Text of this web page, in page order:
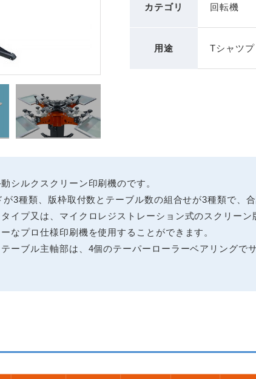
カテゴリ 回転機
用途 Tシャツプ
シルクスクリーン印刷機のです。
3種類、版枠取付数とテーブル数の組合せが3種類で、
イプ又は、マイクロレジストレーション式のスクリー
なプロ仕様印刷機を使用することができます。
ーブル主軸部は、4個のテーパーローラーベアリングで